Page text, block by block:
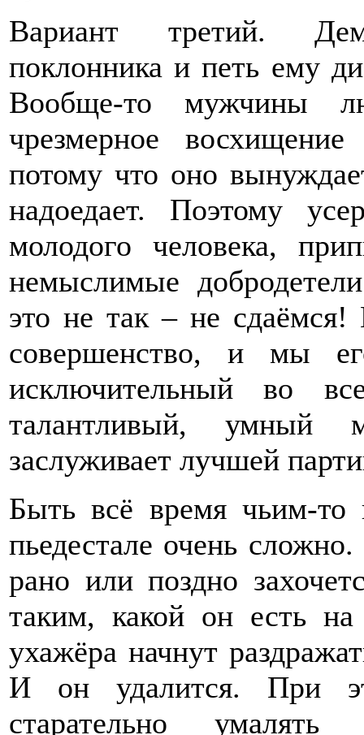
Вариант третий.
поклонника и петь ему
Вообще-то мужчины
чрезмерное
потому что оно
надоедает. Поэтому
молодого человека,
немыслимые
это не так – не
совершенство, и мы
исключительный во
талантливый, умный
заслуживает лучшей
Быть всё время чьим-то
пьедестале очень
рано или поздно
таким, какой он есть
ухажёра начнут
И он удалится. При
старательно умалять